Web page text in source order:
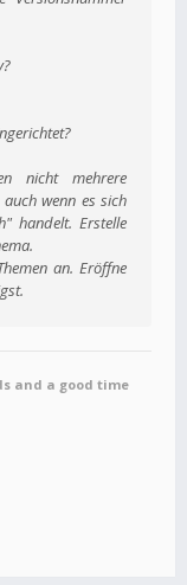
nicht mehrere
wenn es sich
handelt. Erstelle
an. Eröffne
and a good time